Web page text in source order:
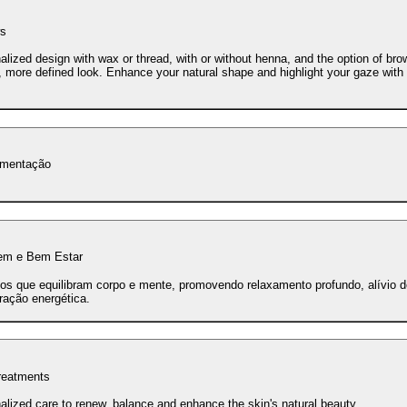
design with wax or thread, with or without henna, and the option of
more defined look. Enhance your natural shape and highlight your gaze
e Bem Estar
que equilibram corpo e mente, promovendo relaxamento profundo, alívio
energética.
care to renew, balance and enhance the skin's natural beauty.